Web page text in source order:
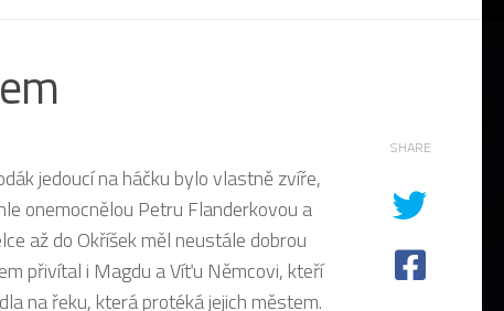
jedoucí na háčku bylo vlastně zvíře,
onemocnělou Petru Flanderkovou a
až do Okříšek měl neustále dobrou
přivítal i Magdu a Víťu Němcovi, kteří
na řeku, která protéká jejich městem.
SHARE